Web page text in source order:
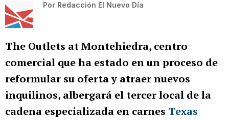
Por Redacción El Nuevo Día
The Outlets at Montehiedra, centro
comercial que ha estado en un proceso de
reformular su oferta y atraer nuevos
inquilinos, albergará el tercer local de la
cadena especializada en carnes Texas